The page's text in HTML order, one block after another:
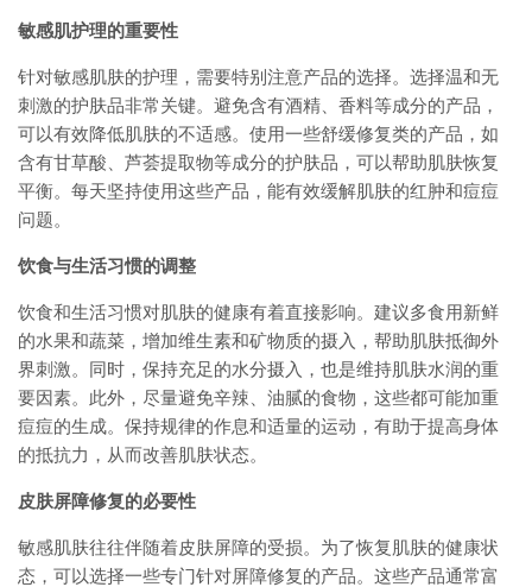
敏感肌护理的重要性
针对敏感肌肤的护理，需要特别注意产品的选择。选择温和无
刺激的护肤品非常关键。避免含有酒精、香料等成分的产品，
可以有效降低肌肤的不适感。使用一些舒缓修复类的产品，如
含有甘草酸、芦荟提取物等成分的护肤品，可以帮助肌肤恢复
平衡。每天坚持使用这些产品，能有效缓解肌肤的红肿和痘痘
问题。
饮食与生活习惯的调整
饮食和生活习惯对肌肤的健康有着直接影响。建议多食用新鲜
的水果和蔬菜，增加维生素和矿物质的摄入，帮助肌肤抵御外
界刺激。同时，保持充足的水分摄入，也是维持肌肤水润的重
要因素。此外，尽量避免辛辣、油腻的食物，这些都可能加重
痘痘的生成。保持规律的作息和适量的运动，有助于提高身体
的抵抗力，从而改善肌肤状态。
皮肤屏障修复的必要性
敏感肌肤往往伴随着皮肤屏障的受损。为了恢复肌肤的健康状
态，可以选择一些专门针对屏障修复的产品。这些产品通常富